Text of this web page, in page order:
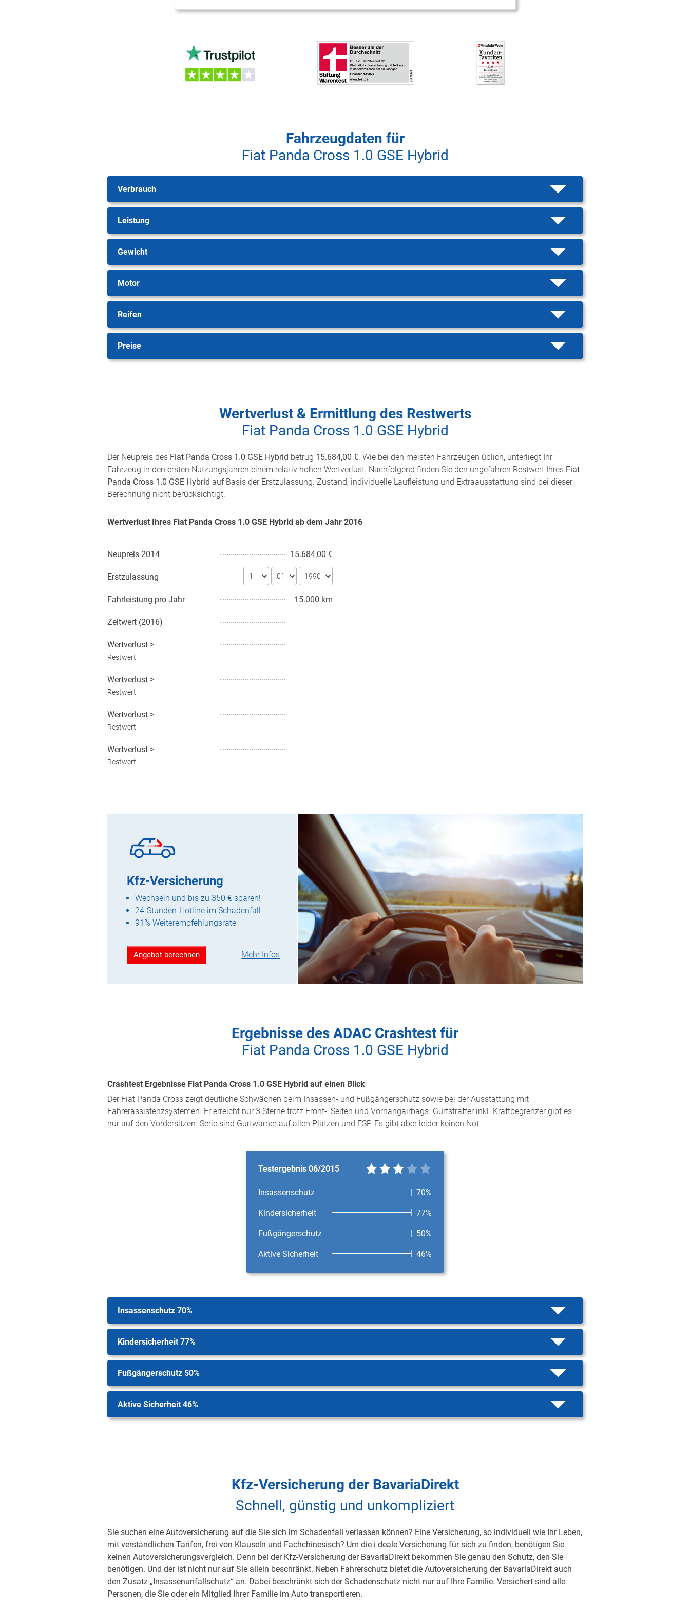
Fahrzeugdaten für
Fiat Panda Cross 1.0 GSE Hybrid
Verbrauch
Leistung
Gewicht
Motor
Reifen
Preise
Wertverlust & Ermittlung des Restwerts
Fiat Panda Cross 1.0 GSE Hybrid
Der Neupreis des Fiat Panda Cross 1.0 GSE Hybrid betrug 15.684,00 €. Wie bei den meisten Fahrzeugen üblich, unterliegt Ihr
Fahrzeug in den ersten Nutzungsjahren einem relativ hohen Wertverlust. Nachfolgend finden Sie den ungefähren Restwert Ihres Fiat
Panda Cross 1.0 GSE Hybrid auf Basis der Erstzulassung. Zustand, individuelle Laufleistung und Extraausstattung sind bei dieser
Berechnung nicht berücksichtigt.
Wertverlust Ihres Fiat Panda Cross 1.0 GSE Hybrid ab dem Jahr 2016
Neupreis 2014 15.684,00 €
Erstzulassung
Fahrleistung pro Jahr 15.000 km
Zeitwert (2016)
Wertverlust >
Restwert
Wertverlust >
Restwert
Wertverlust >
Restwert
Wertverlust >
Restwert
Kfz-Versicherung
Wechseln und bis zu 350 € sparen!
24-Stunden-Hotline im Schadenfall
91% Weiterempfehlungsrate
Angebot berechnen Mehr Infos
Ergebnisse des ADAC Crashtest für
Fiat Panda Cross 1.0 GSE Hybrid
Crashtest Ergebnisse Fiat Panda Cross 1.0 GSE Hybrid auf einen Blick
Der Fiat Panda Cross zeigt deutliche Schwächen beim Insassen- und Fußgängerschutz sowie bei der Ausstattung mit
Fahrerassistenzsystemen. Er erreicht nur 3 Sterne trotz Front-, Seiten und Vorhangairbags. Gurtstraffer inkl. Kraftbegrenzer gibt es
nur auf den Vordersitzen. Serie sind Gurtwarner auf allen Plätzen und ESP. Es gibt aber leider keinen Not
Testergebnis 06/2015
Insassenschutz 70%
Kindersicherheit 77%
Fußgängerschutz 50%
Aktive Sicherheit 46%
Insassenschutz 70%
Kindersicherheit 77%
Fußgängerschutz 50%
Aktive Sicherheit 46%
Kfz-Versicherung der BavariaDirekt
Schnell, günstig und unkompliziert
Sie suchen eine Autoversicherung auf die Sie sich im Schadenfall verlassen können? Eine Versicherung, so individuell wie Ihr Leben,
mit verständlichen Tarifen, frei von Klauseln und Fachchinesisch? Um die i deale Versicherung für sich zu finden, benötigen Sie
keinen Autoversicherungsvergleich. Denn bei der Kfz-Versicherung der BavariaDirekt bekommen Sie genau den Schutz, den Sie
benötigen. Und der ist nicht nur auf Sie allein beschränkt. Neben Fahrerschutz bietet die Autoversicherung der BavariaDirekt auch
den Zusatz „Insassenunfallschutz“ an. Dabei beschränkt sich der Schadenschutz nicht nur auf Ihre Familie. Versichert sind alle
Personen, die Sie oder ein Mitglied Ihrer Familie im Auto transportieren.